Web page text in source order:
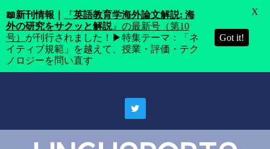
📖新刊情報｜ 『英語教育学海外論文解説: 海
外の研究をサクッと解説』の最新号（第10
号） が刊行されました！▶特集テーマ：「ネ
イティブ規範」を越えて、授業・評価・テク
ノロジーを問い直す
Got it!
X